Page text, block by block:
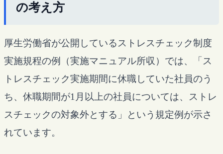
の考え方
厚生労働省が公開しているストレスチェック制度
実施規程の例（実施マニュアル所収）では、「ス
トレスチェック実施期間に休職していた社員のう
ち、休職期間が1月以上の社員については、ストレ
スチェックの対象外とする」という規定例が示さ
れています。